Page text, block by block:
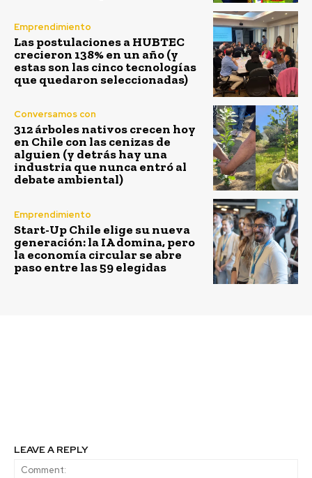
Emprendimiento
Las postulaciones a HUBTEC
crecieron 138% en un año (y
estas son las cinco tecnologías
que quedaron seleccionadas)
Conversamos con
312 árboles nativos crecen hoy
en Chile con las cenizas de
alguien (y detrás hay una
industria que nunca entró al
debate ambiental)
Emprendimiento
Start-Up Chile elige su nueva
generación: la IA domina, pero
la economía circular se abre
paso entre las 59 elegidas
LEAVE A REPLY